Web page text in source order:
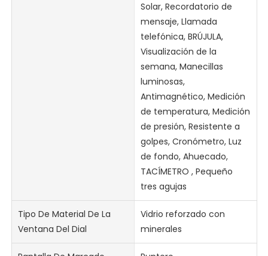
Solar, Recordatorio de
mensaje, Llamada
telefónica, BRÚJULA,
Visualización de la
semana, Manecillas
luminosas,
Antimagnético, Medición
de temperatura, Medición
de presión, Resistente a
golpes, Cronómetro, Luz
de fondo, Ahuecado,
TACÍMETRO , Pequeño
tres agujas
Tipo De Material De La
Ventana Del Dial
Vidrio reforzado con
minerales